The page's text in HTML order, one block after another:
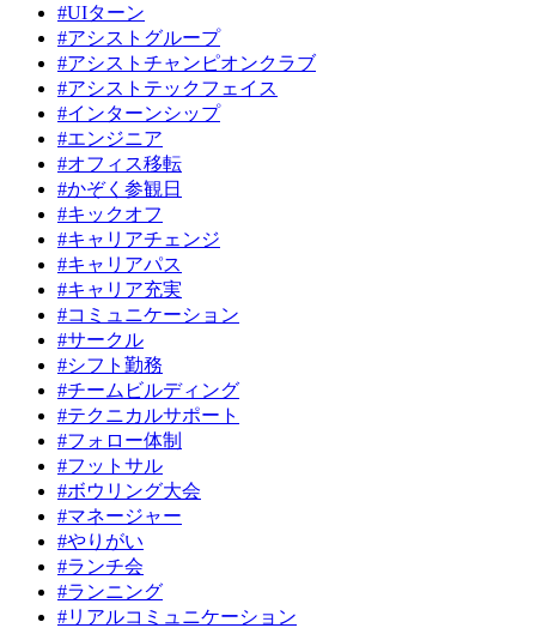
#UIターン
#アシストグループ
#アシストチャンピオンクラブ
#アシストテックフェイス
#インターンシップ
#エンジニア
#オフィス移転
#かぞく参観日
#キックオフ
#キャリアチェンジ
#キャリアパス
#キャリア充実
#コミュニケーション
#サークル
#シフト勤務
#チームビルディング
#テクニカルサポート
#フォロー体制
#フットサル
#ボウリング大会
#マネージャー
#やりがい
#ランチ会
#ランニング
#リアルコミュニケーション